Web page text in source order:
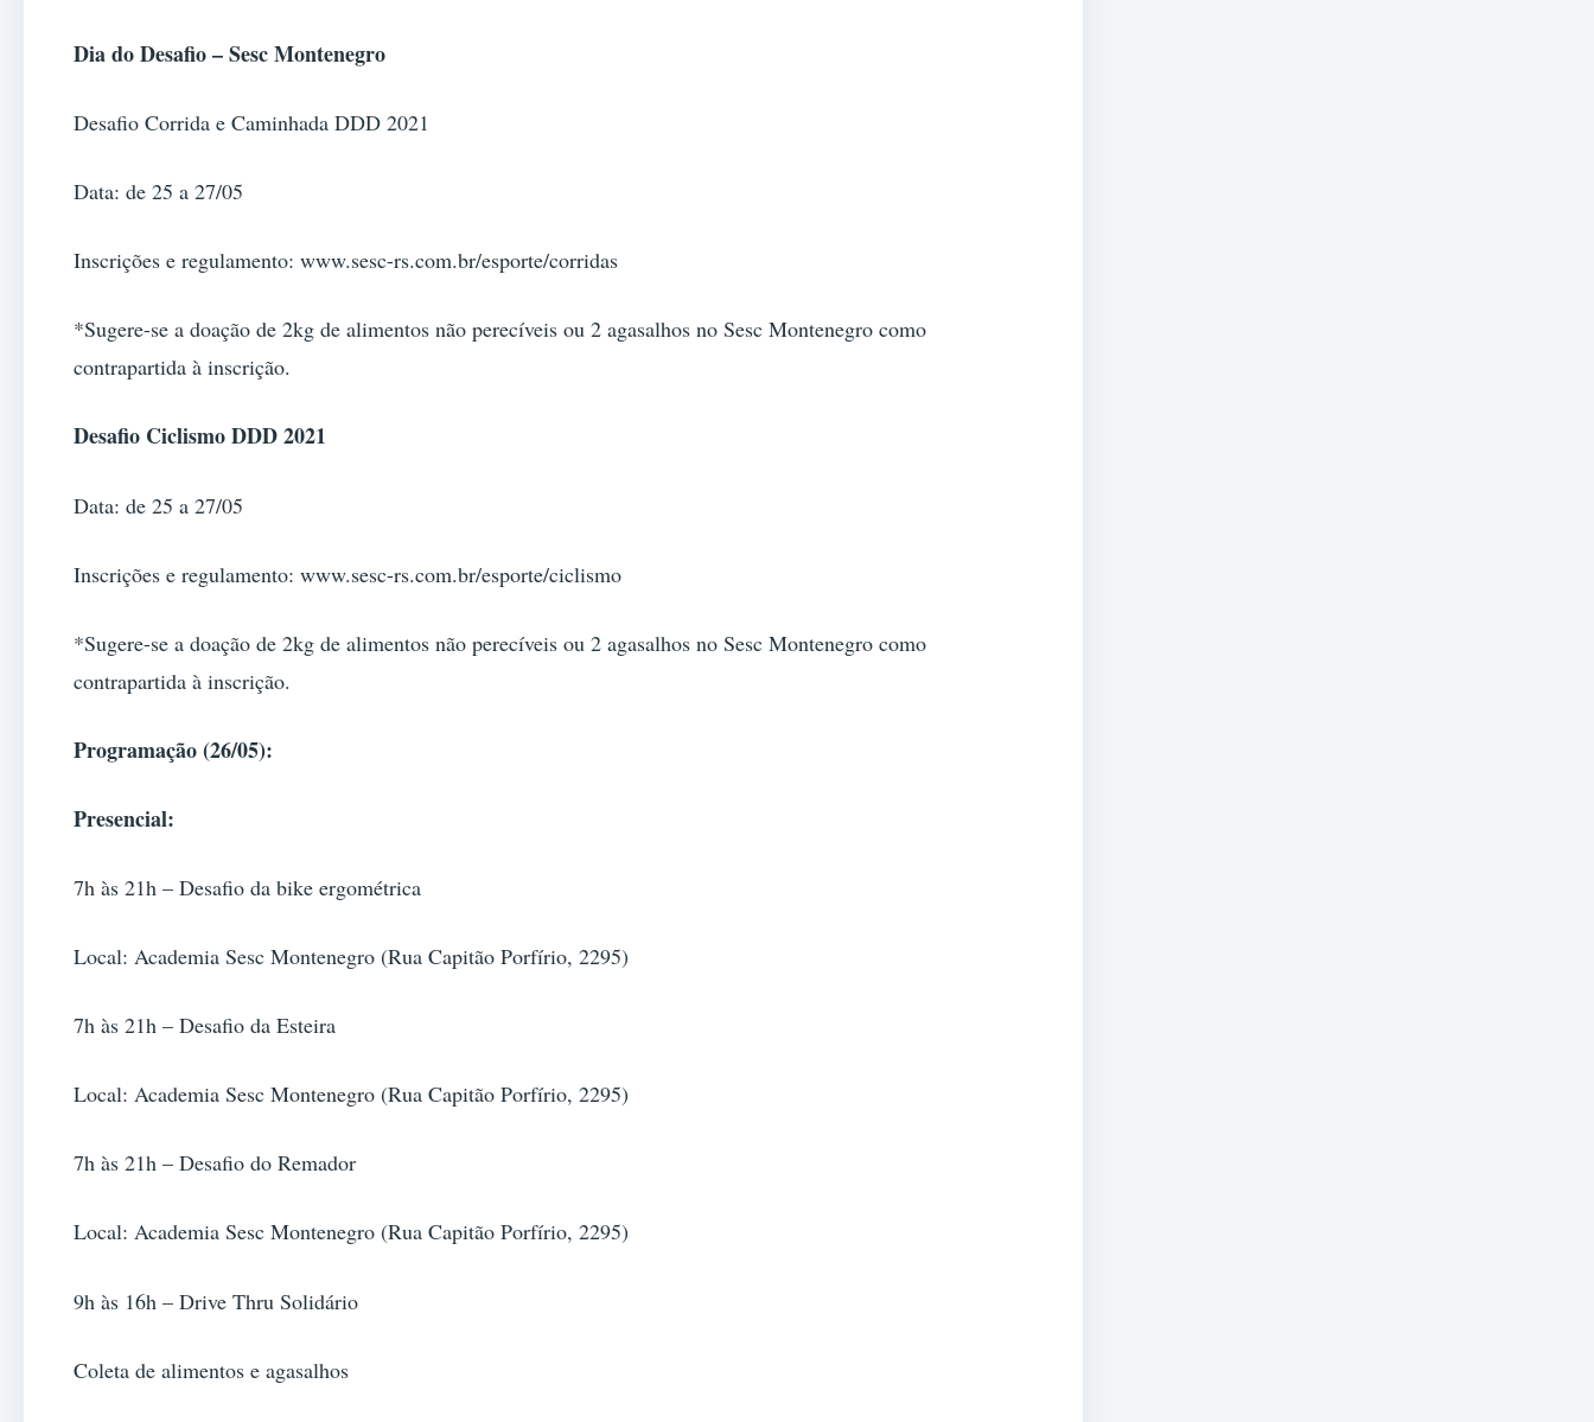
Dia do Desafio – Sesc Montenegro
Desafio Corrida e Caminhada DDD 2021
Data: de 25 a 27/05
Inscrições e regulamento: www.sesc-rs.com.br/esporte/corridas
*Sugere-se a doação de 2kg de alimentos não perecíveis ou 2 agasalhos no Sesc Montenegro como
contrapartida à inscrição.
Desafio Ciclismo DDD 2021
Data: de 25 a 27/05
Inscrições e regulamento: www.sesc-rs.com.br/esporte/ciclismo
*Sugere-se a doação de 2kg de alimentos não perecíveis ou 2 agasalhos no Sesc Montenegro como
contrapartida à inscrição.
Programação (26/05):
Presencial:
7h às 21h – Desafio da bike ergométrica
Local: Academia Sesc Montenegro (Rua Capitão Porfírio, 2295)
7h às 21h – Desafio da Esteira
Local: Academia Sesc Montenegro (Rua Capitão Porfírio, 2295)
7h às 21h – Desafio do Remador
Local: Academia Sesc Montenegro (Rua Capitão Porfírio, 2295)
9h às 16h – Drive Thru Solidário
Coleta de alimentos e agasalhos